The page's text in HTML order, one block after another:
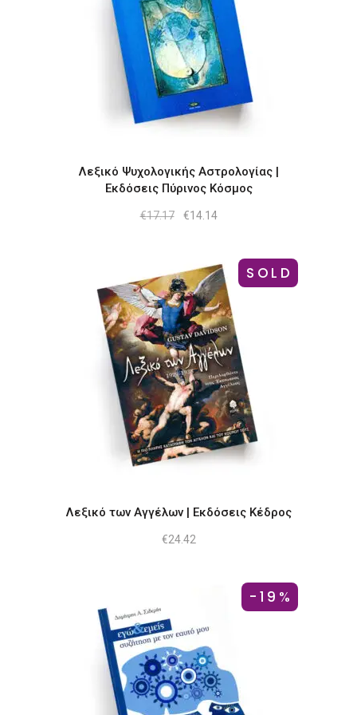
Λεξικό Ψυχολογικής Αστρολογίας |
Εκδόσεις Πύρινος Κόσμος
€17.17
Original
€14.14Η
€14.14.
SOLD
Λεξικό των Αγγέλων | Εκδόσεις Κέδρος
€24.42
-19%